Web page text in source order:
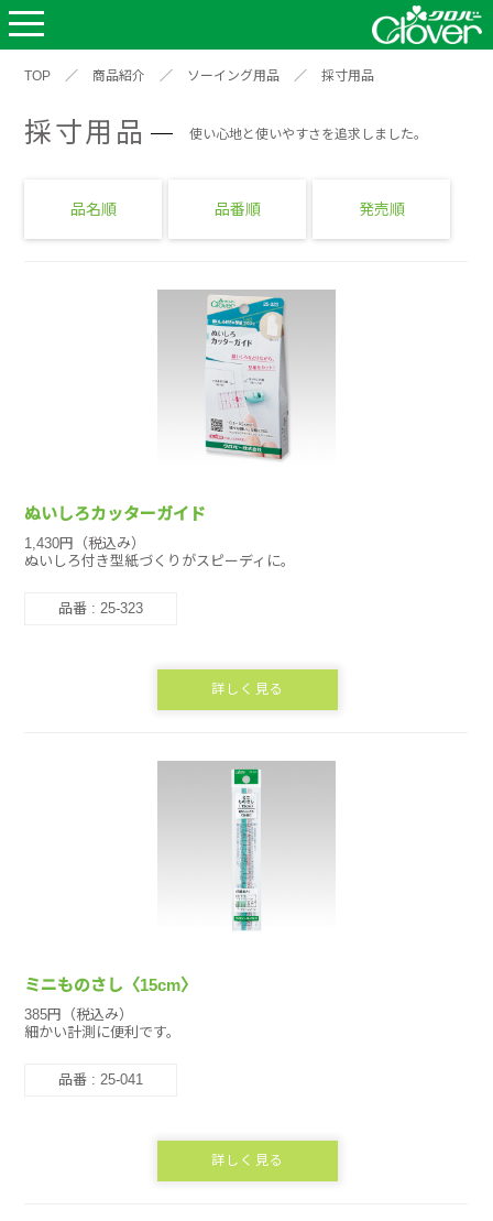
TOP ／ 商品紹介 ／ ソーイング用品 ／ 採寸用品
採寸用品 使い心地と使いやすさを追求しました。
品名順 品番順 発売順
ぬいしろカッターガイド
1,430円（税込み）
ぬいしろ付き型紙づくりがスピーディに。
品番 : 25-323
詳しく見る
ミニものさし〈15cm〉
385円（税込み）
細かい計測に便利です。
品番 : 25-041
詳しく見る